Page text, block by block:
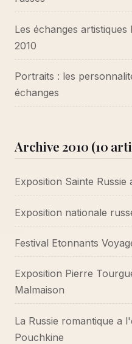
Les échanges
2010
Portraits : les
échanges
Archive 2010 (10
Exposition Sainte Russie
Exposition nationale
Festival Etonnants
Exposition Pierre
Malmaison
La Russie romantique a
Pouchkine